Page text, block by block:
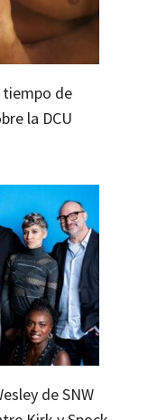
tiempo de
la DCU
de SNW